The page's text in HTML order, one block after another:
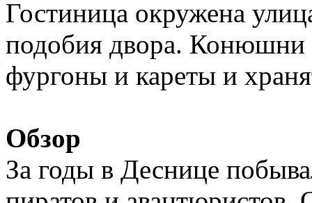
Гостиница окружена
подобия двора. Конюшни
фургоны и кареты и
Обзор
За годы в Деснице